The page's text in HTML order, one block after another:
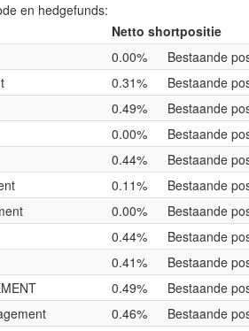
en hedgefunds:
Netto shortpositie
0.00%
Bestaande
0.31%
Bestaande
0.49%
Bestaande
0.00%
Bestaande
0.44%
Bestaande
0.11%
Bestaande
0.00%
Bestaande
0.44%
Bestaande
0.41%
Bestaande
0.49%
Bestaande
0.46%
Bestaande